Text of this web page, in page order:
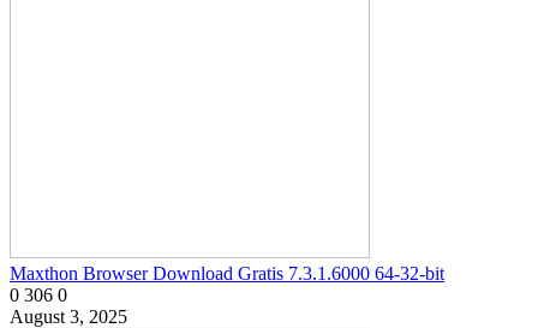
Maxthon Browser Download Gratis 7.3.1.6000 64-32-bit
0 306 0
August 3, 2025